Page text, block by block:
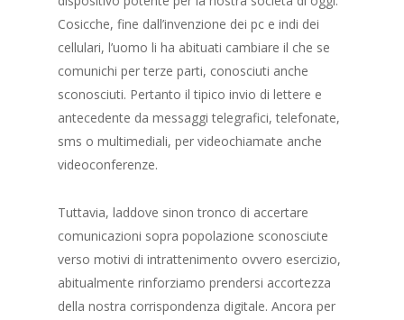
Cosicche, fine dall’invenzione dei pc e indi dei
cellulari, l’uomo li ha abituati cambiare il che se
comunichi per terze parti, conosciuti anche
sconosciuti. Pertanto il tipico invio di lettere e
antecedente da messaggi telegrafici, telefonate,
sms o multimediali, per videochiamate anche
videoconferenze.
Tuttavia, laddove sinon tronco di accertare
comunicazioni sopra popolazione sconosciute
verso motivi di intrattenimento ovvero esercizio,
abitualmente rinforziamo prendersi accortezza
della nostra corrispondenza digitale. Ancora per